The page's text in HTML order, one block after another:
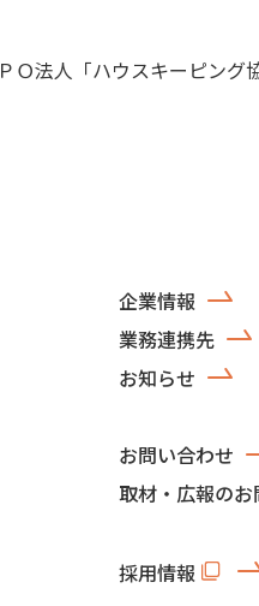
法人「ハウスキーピング
企業情報
業務連携先
お知らせ
お問い合わせ
取材・広報のお
採用情報